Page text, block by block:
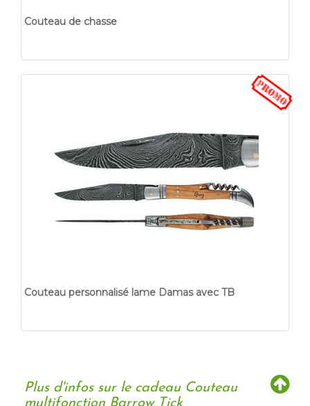
Couteau de chasse
Couteau personnalisé lame Damas avec TB
Plus d'infos sur le cadeau Couteau
multifonction Barrow Tick